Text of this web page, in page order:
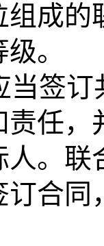
组成
。
当签
任
。
订合